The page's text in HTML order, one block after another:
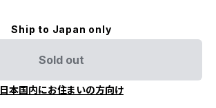
Ship to Japan only
Sold out
日本国内にお住まいの方向け